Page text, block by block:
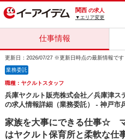
関西 の求人
▼エリア変更
仕事情報
更新日：2026/07/27 ※更新日時点の最新情報です
業務委託
職種：ヤクルトスタッフ
兵庫ヤクルト販売株式会社／兵庫津ス
の求人情報詳細（業務委託） - 神戸市
家族を大事にできる仕事☆
はヤクルト保育所と柔軟な仕